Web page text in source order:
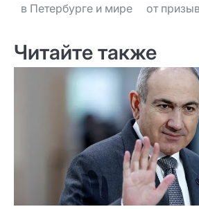
в Петербурге и мире
от
Читайте также